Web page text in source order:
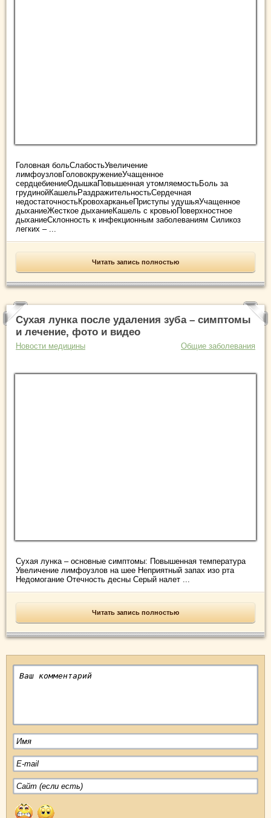
Головная больСлабостьУвеличение
лимфоузловГоловокружениеУчащенное
сердцебиениеОдышкаПовышенная утомляемостьБоль за
грудинойКашельРаздражительностьСердечная
недостаточностьКровохарканьеПриступы удушьяУчащенное
дыханиеЖесткое дыханиеКашель с кровьюПоверхностное
дыханиеСклонность к инфекционным заболеваниям Силикоз
легких – ...
Читать запись полностью
Сухая лунка после удаления зуба – симптомы
и лечение, фото и видео
Новости медицины Общие заболевания
Сухая лунка – основные симптомы: Повышенная температура
Увеличение лимфоузлов на шее Неприятный запах изо рта
Недомогание Отечность десны Серый налет ...
Читать запись полностью